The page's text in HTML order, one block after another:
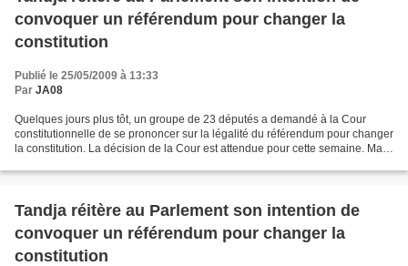
convoquer un référendum pour changer la
constitution
Publié le 25/05/2009 à 13:33
Par JA08
Quelques jours plus tôt, un groupe de 23 députés a demandé à la Cour
constitutionnelle de se prononcer sur la légalité du référendum pour changer
la constitution. La décision de la Cour est attendue pour cette semaine. Mais,
Tandja réitère au Parlement son intention de
convoquer un référendum pour changer la
constitution